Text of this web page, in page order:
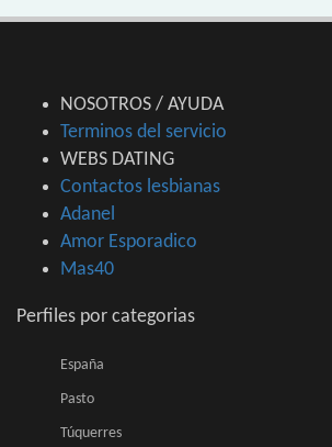
NOSOTROS / AYUDA
Terminos del servicio
WEBS DATING
Contactos lesbianas
Adanel
Amor Esporadico
Mas40
Perfiles por categorias
España
Pasto
Túquerres